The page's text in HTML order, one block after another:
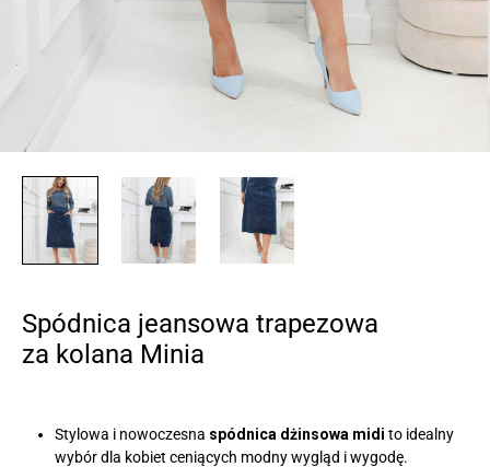
Spódnica jeansowa trapezowa
za kolana Minia
Stylowa i nowoczesna spódnica dżinsowa midi to idealny
wybór dla kobiet ceniących modny wygląd i wygodę.